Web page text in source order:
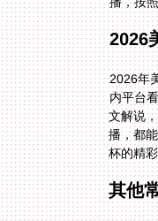
2026
2026年
内平台
播，都
杯的精
其他